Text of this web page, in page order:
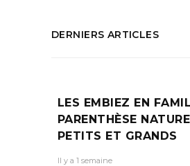
DERNIERS ARTICLES
LES EMBIEZ EN
PARENTHÈSE
PETITS ET GRANDS
Il y a 1 semaine